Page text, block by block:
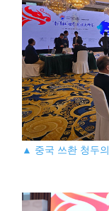
▲ 중국 쓰촨 청두